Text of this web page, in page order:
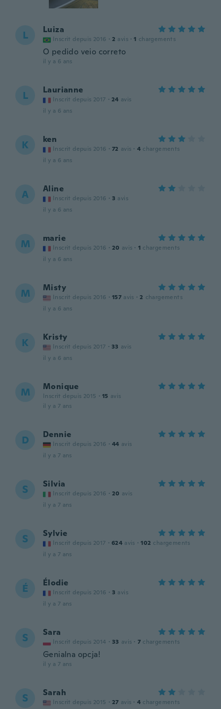
L Luiza
Inscrit depuis 2016 · 2 avis · 1 chargements
O pedido veio correto
il y a 6 ans
L Laurianne
Inscrit depuis 2017 · 24 avis
il y a 6 ans
K ken
Inscrit depuis 2016 · 72 avis · 4 chargements
il y a 6 ans
A Aline
Inscrit depuis 2016 · 3 avis
il y a 6 ans
M marie
Inscrit depuis 2016 · 20 avis · 1 chargements
il y a 6 ans
M Misty
Inscrit depuis 2016 · 157 avis · 2 chargements
il y a 6 ans
K Kristy
Inscrit depuis 2017 · 33 avis
il y a 6 ans
M Monique
Inscrit depuis 2015 · 15 avis
il y a 7 ans
D Dennie
Inscrit depuis 2016 · 44 avis
il y a 7 ans
S Silvia
Inscrit depuis 2016 · 20 avis
il y a 7 ans
S Sylvie
Inscrit depuis 2017 · 624 avis · 102 chargements
il y a 7 ans
É Élodie
Inscrit depuis 2016 · 3 avis
il y a 7 ans
S Sara
Inscrit depuis 2014 · 33 avis · 7 chargements
Genialna opcja!
il y a 7 ans
S Sarah
Inscrit depuis 2015 · 27 avis · 4 chargements